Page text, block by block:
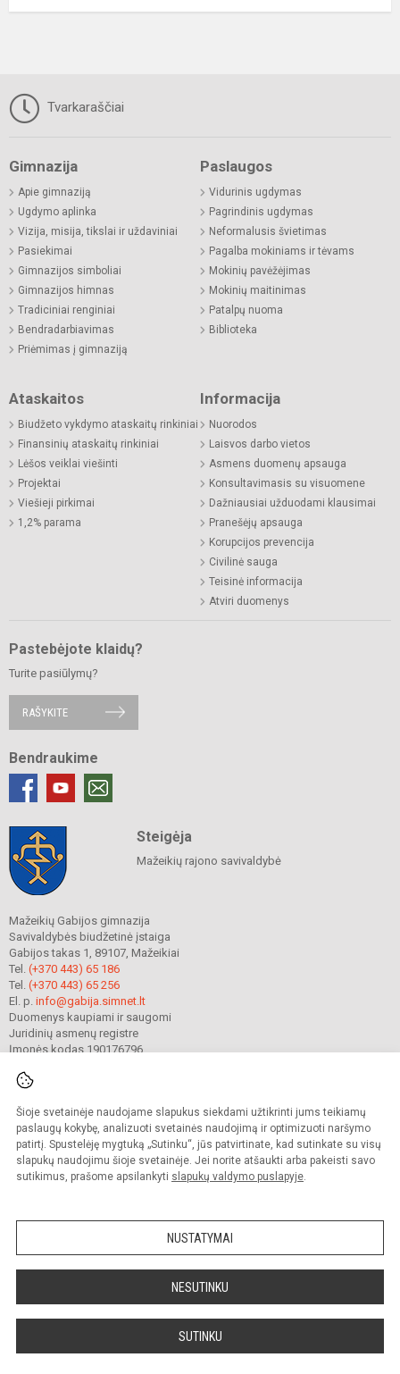
Šioje svetainėje naudojame slapukus siekdami užtikrinti jums teikiamų
paslaugų kokybę, analizuoti svetainės naudojimą ir optimizuoti naršymo
patirtį. Spustelėję mygtuką „Sutinku“, jūs patvirtinate, kad sutinkate su visų
slapukų naudojimu šioje svetainėje. Jei norite atšaukti arba pakeisti savo
sutikimus, prašome apsilankyti slapukų valdymo puslapyje.
NUSTATYMAI
NESUTINKU
SUTINKU
Tvarkaraščiai
Gimnazija
Apie gimnaziją
Ugdymo aplinka
Vizija, misija, tikslai ir uždaviniai
Pasiekimai
Gimnazijos simboliai
Gimnazijos himnas
Tradiciniai renginiai
Bendradarbiavimas
Priėmimas į gimnaziją
Paslaugos
Vidurinis ugdymas
Pagrindinis ugdymas
Neformalusis švietimas
Pagalba mokiniams ir tėvams
Mokinių pavėžėjimas
Mokinių maitinimas
Patalpų nuoma
Biblioteka
Ataskaitos
Biudžeto vykdymo ataskaitų rinkiniai
Finansinių ataskaitų rinkiniai
Lėšos veiklai viešinti
Projektai
Viešieji pirkimai
1,2% parama
Informacija
Nuorodos
Laisvos darbo vietos
Asmens duomenų apsauga
Konsultavimasis su visuomene
Dažniausiai užduodami klausimai
Pranešėjų apsauga
Korupcijos prevencija
Civilinė sauga
Teisinė informacija
Atviri duomenys
Pastebėjote klaidų?
Turite pasiūlymų?
RAŠYKITE
Bendraukime
Steigėja
Mažeikių rajono savivaldybė
Mažeikių Gabijos gimnazija
Savivaldybės biudžetinė įstaiga
Gabijos takas 1, 89107, Mažeikiai
Tel. (+370 443) 65 186
Tel. (+370 443) 65 256
El. p. info@gabija.simnet.lt
Duomenys kaupiami ir saugomi
Juridinių asmenų registre
Įmonės kodas 190176796
© 2023. Mažeikių Gabijos gimnazija. Visos teisės saugomos.
Kopijuoti turinį be raštiško gimnazijos sutikimo griežtai draudžiama.
Prieinamumo paraiška Slapukų valdymas
Sumanus būdas atnaujinti